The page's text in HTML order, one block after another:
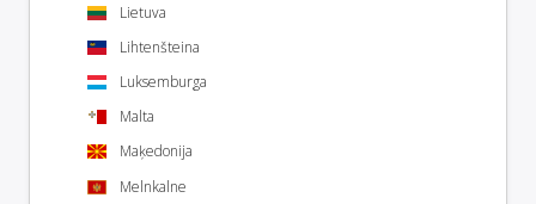
Lietuva
Lihtenšteina
Luksemburga
Malta
Maķedonija
Melnkalne